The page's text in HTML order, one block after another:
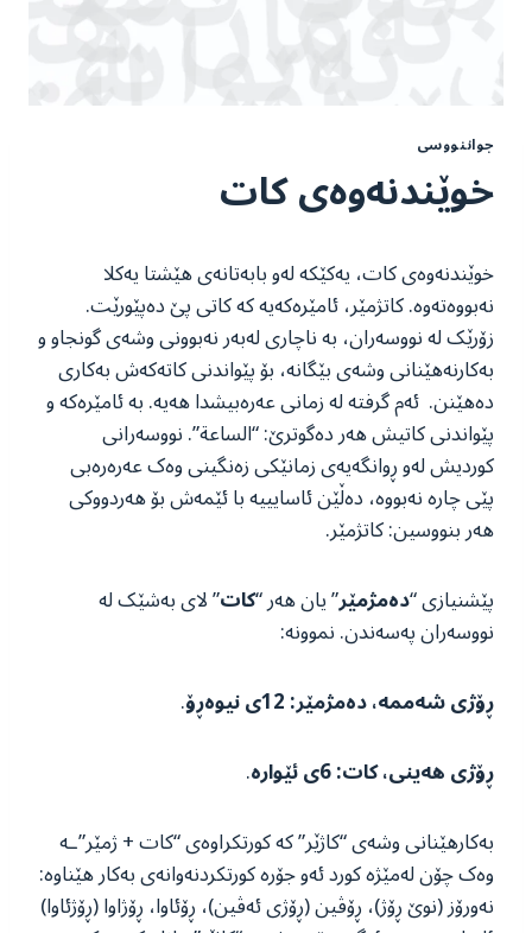
جواننووسی
خوێندنەوەی کات
خوێندنەوەی کات، یەکێکە لەو بابەتانەی هێشتا یەکلا
نەبووەتەوە. کاتژمێر، ئامێرەکەیە کە کاتی پێ دەپێورێت.
زۆرێک لە نووسەران، بە ناچاری لەبەر نەبوونی وشەی گونجاو و
بەکارنەھێنانی وشەی بێگانە، بۆ پێواندنی کاتەکەش بەکاری
دەھێنن. ئەم گرفتە لە زمانی عەرەبیشدا هەیە. بە ئامێرەکە و
پێواندنی کاتیش هەر دەگوترێ: “الساعة”. نووسەرانی
کوردیش لەو ڕوانگەیەی زمانێکی زەنگینی وەک عەرەرەبی
پێی چارە نەبووە، دەڵێن ئاسایییە با ئێمەش بۆ هەردووکی
هەر بنووسین: کاتژمێر.
پێشنیازی “دەمژمێر” یان هەر “کات” لای بەشێک لە
نووسەران پەسەندن. نموونە:
ڕۆژی شەممە، دەمژمێر: 12ی نیوەڕۆ
.
ڕۆژی هەینی، کات: 6ی ئێوارە
.
بەکارهێنانی وشەی “کاژێر” کە کورتکراوەی “کات + ژمێر”ـە
وەک چۆن لەمێژە کورد ئەو جۆرە کورتکردنەوانەی بەکار هێناوە:
نەورۆز (نوێ ڕۆژ)، ڕۆڤین (ڕۆژی ئەڤین)، ڕۆئاوا، ڕۆژاوا (ڕۆژئاوا)